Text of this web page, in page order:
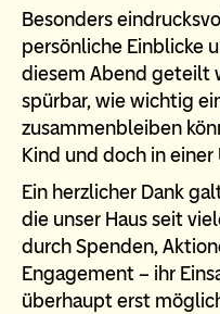
Besonders
persönliche Einblicke
diesem Abend geteilt
spürbar, wie wichtig
zusammenbleiben
Kind und doch in
Ein herzlicher Dank
die unser Haus seit
durch Spenden,
Engagement – ihr
überhaupt erst